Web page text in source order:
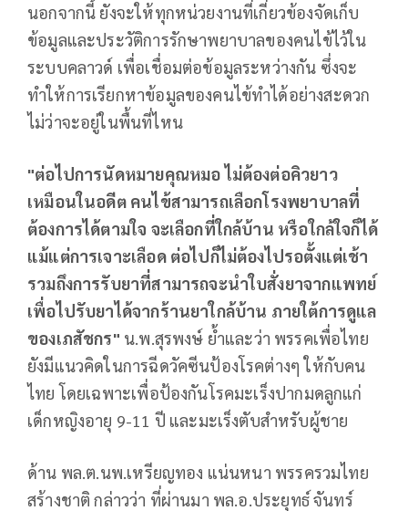
นอกจากนี้ ยังจะให้ทุกหน่วยงานที่เกี่ยวข้องจัดเก็บ
ข้อมูลและประวัติการรักษาพยาบาลของคนไข้ไว้ใน
ระบบคลาวด์ เพื่อเชื่อมต่อข้อมูลระหว่างกัน ซึ่งจะ
ทำให้การเรียกหาข้อมูลของคนไข้ทำได้อย่างสะดวก
ไม่ว่าจะอยู่ในพื้นที่ไหน
"ต่อไปการนัดหมายคุณหมอ ไม่ต้องต่อคิวยาว
เหมือนในอดีต คนไข้สามารถเลือกโรงพยาบาลที่
ต้องการได้ตามใจ จะเลือกที่ใกล้บ้าน หรือใกล้ใจก็ได้
แม้แต่การเจาะเลือด ต่อไปก็ไม่ต้องไปรอตั้งแต่เช้า
รวมถึงการรับยาที่สามารถจะนำใบสั่งยาจากแพทย์
เพื่อไปรับยาได้จากร้านยาใกล้บ้าน ภายใต้การดูแล
ของเภสัชกร" น.พ.สุรพงษ์ ย้ำและว่า พรรคเพื่อไทย
ยังมีแนวคิดในการฉีดวัคซีนป้องโรคต่างๆ ให้กับคน
ไทย โดยเฉพาะเพื่อป้องกันโรคมะเร็งปากมดลูกแก่
เด็กหญิงอายุ 9-11 ปี และมะเร็งตับสำหรับผู้ชาย
ด้าน พล.ต.นพ.เหรียญทอง แน่นหนา พรรครวมไทย
สร้างชาติ กล่าวว่า ที่ผ่านมา พล.อ.ประยุทธ์ จันทร์